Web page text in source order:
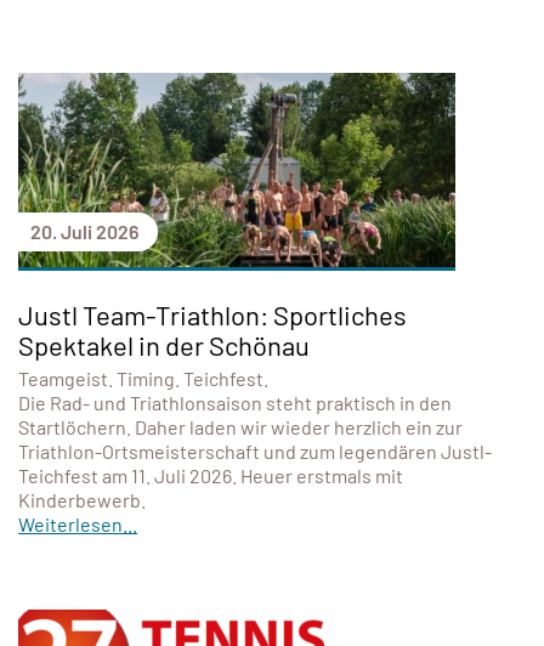
20. Juli 2026
Justl Team-Triathlon: Sportliches
Spektakel in der Schönau
Teamgeist. Timing. Teichfest.
Die Rad- und Triathlonsaison steht praktisch in den
Startlöchern. Daher laden wir wieder herzlich ein zur
Triathlon-Ortsmeisterschaft und zum legendären Justl-
Teichfest am 11. Juli 2026. Heuer erstmals mit
Kinderbewerb.
Weiterlesen...